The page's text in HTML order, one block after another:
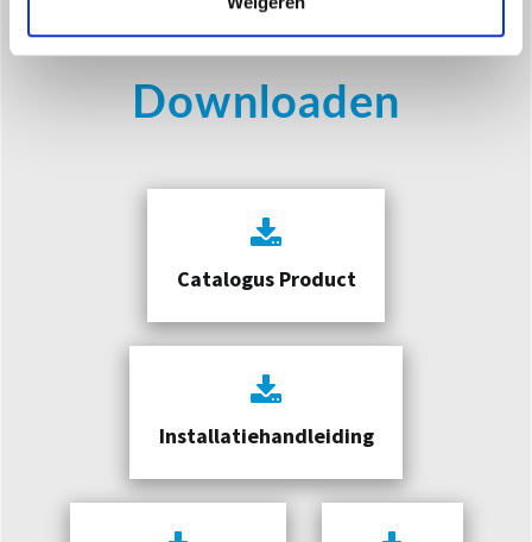
Downloaden
Catalogus Product
Installatiehandleiding